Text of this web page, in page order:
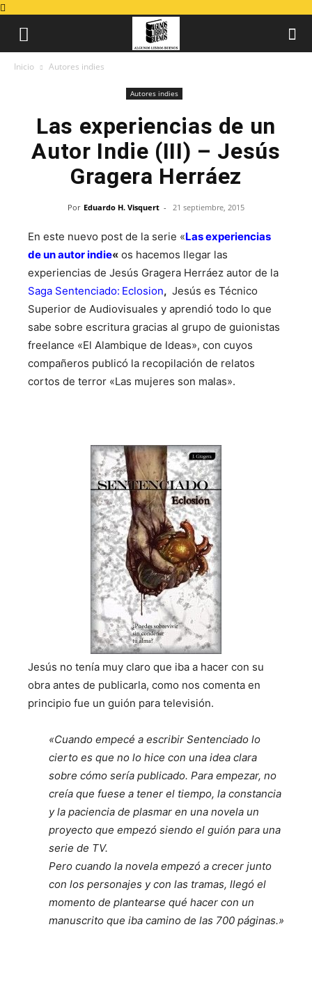
Inicio Autores indies
Autores indies
Las experiencias de un
Autor Indie (III) – Jesús
Gragera Herráez
Por Eduardo H. Visquert - 21 septiembre, 2015
En este nuevo post de la serie «Las experiencias
de un autor indie« os hacemos llegar las
experiencias de Jesús Gragera Herráez autor de la
Saga Sentenciado: Eclosion, Jesús es Técnico
Superior de Audiovisuales y aprendió todo lo que
sabe sobre escritura gracias al grupo de guionistas
freelance «El Alambique de Ideas», con cuyos
compañeros publicó la recopilación de relatos
cortos de terror «Las mujeres son malas».
Jesús no tenía muy claro que iba a hacer con su
obra antes de publicarla, como nos comenta en
principio fue un guión para televisión.
«Cuando empecé a escribir Sentenciado lo
cierto es que no lo hice con una idea clara
sobre cómo sería publicado. Para empezar, no
creía que fuese a tener el tiempo, la constancia
y la paciencia de plasmar en una novela un
proyecto que empezó siendo el guión para una
serie de TV.
Pero cuando la novela empezó a crecer junto
con los personajes y con las tramas, llegó el
momento de plantearse qué hacer con un
manuscrito que iba camino de las 700 páginas.»